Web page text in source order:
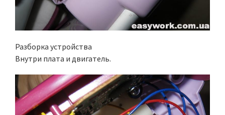
Разборка устройства
Внутри плата и двигатель.